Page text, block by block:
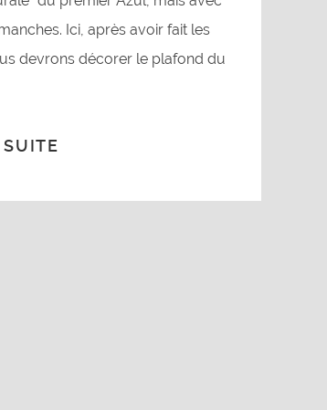
Ici, après avoir fait les
devrons décorer le plafond du